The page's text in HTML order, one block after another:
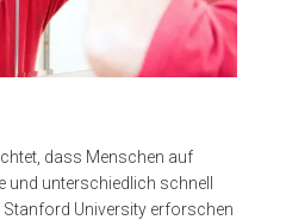
dass Menschen auf
und unterschiedlich schnell
Stanford University erforschen